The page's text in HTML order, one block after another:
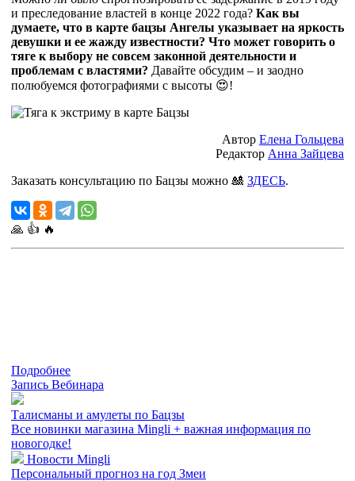
и преследование властей в конце 2022 года? Как вы
думаете, что в карте бацзы Ангелы указывает на яркость
девушки и ее жажду известности? Что может говорить о
тяге к выбору не совсем законной деятельности и
проблемам с властями? Давайте обсудим – и заодно
полюбуемся фотографиями с высоты 😍!
Автор Елена Гольцева
Редактор Анна Зайцева
Заказать консультацию по Бацзы можно 🎎 ЗДЕСЬ.
🙏 👍 🔥
Подробнее
Запись Вебинара
Талисманы и амулеты по Бацзы
Все новинки магазина Mingli + важная информация по
новогодке!
Новости Mingli
Персональный прогноз на год Змеи